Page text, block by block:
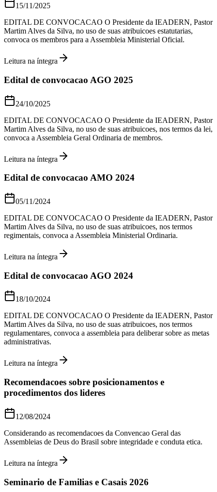
15/11/2025
EDITAL DE CONVOCACAO O Presidente da IEADERN, Pastor
Martim Alves da Silva, no uso de suas atribuicoes estatutarias,
convoca os membros para a Assembleia Ministerial Oficial.
Leitura na íntegra
Edital de convocacao AGO 2025
24/10/2025
EDITAL DE CONVOCACAO O Presidente da IEADERN, Pastor
Martim Alves da Silva, no uso de suas atribuicoes, nos termos da lei,
convoca a Assembleia Geral Ordinaria de membros.
Leitura na íntegra
Edital de convocacao AMO 2024
05/11/2024
EDITAL DE CONVOCACAO O Presidente da IEADERN, Pastor
Martim Alves da Silva, no uso de suas atribuicoes, nos termos
regimentais, convoca a Assembleia Ministerial Ordinaria.
Leitura na íntegra
Edital de convocacao AGO 2024
18/10/2024
EDITAL DE CONVOCACAO O Presidente da IEADERN, Pastor
Martim Alves da Silva, no uso de suas atribuicoes, nos termos
regulamentares, convoca a assembleia para deliberar sobre as metas
administrativas.
Leitura na íntegra
Recomendacoes sobre posicionamentos e
procedimentos dos lideres
12/08/2024
Considerando as recomendacoes da Convencao Geral das
Assembleias de Deus do Brasil sobre integridade e conduta etica.
Leitura na íntegra
Seminario de Familias e Casais 2026